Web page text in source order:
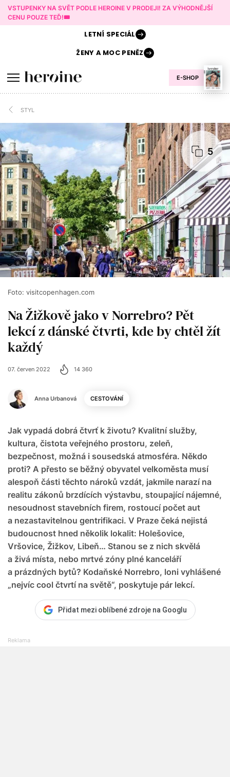
VSTUPENKY NA SVĚT PODLE HEROINE V PRODEJI! ZA VÝHODNĚJŠÍ
CENU POUZE TEĎ!🎟️
E-SHOP
LETNÍ SPECIÁL
ŽENY AMOC PENĚZ
STYL
5
Foto: visitcopenhagen.com
Na Žižkově jako v Norrebro? Pět
lekcí z dánské čtvrti, kde by chtěl žít
každý
Anna Urbanová
07. červen 2022 14 360
CESTOVÁNÍ
Jak vypadá dobrá čtvrť k životu? Kvalitní služby,
kultura, čistota veřejného prostoru, zeleň,
bezpečnost, možná i sousedská atmosféra. Někdo
proti? A přesto se běžný obyvatel velkoměsta musí
alespoň části těchto nároků vzdát, jakmile narazí na
realitu zákonů brzdících výstavbu, stoupající nájemné,
nesoudnost stavebních firem, rostoucí počet aut
a nezastavitelnou gentrifikaci. V Praze čeká nejistá
budoucnost hned několik lokalit: Holešovice,
Vršovice, Žižkov, Libeň… Stanou se z nich skvělá
a živá místa, nebo mrtvé zóny plné kanceláří
a prázdných bytů? Kodaňské Norrebro, loni vyhlášené
„nejvíc cool čtvrtí na světě“, poskytuje pár lekcí.
Přidat mezi oblíbené zdroje na Googlu